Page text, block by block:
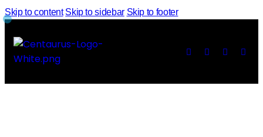
Skip to content Skip to sidebar Skip to footer